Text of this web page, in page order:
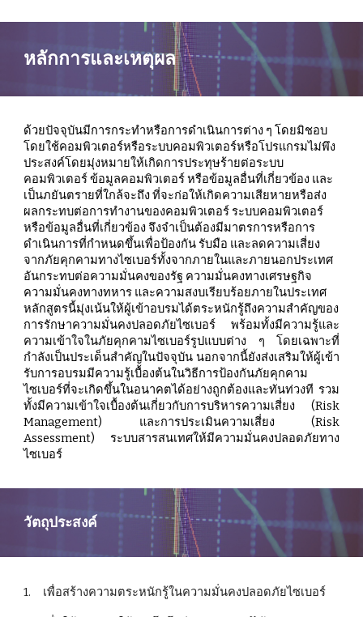
หลักการและเหตุผล
ด้วยปัจจุบันมีการกระทำหรือการดำเนินการต่าง ๆ โดยมิชอบ
โดยใช้คอมพิวเตอร์หรือระบบคอมพิวเตอร์หรือโปรแกรมไม่พึง
ประสงค์โดยมุ่งหมายให้เกิดการประทุษร้ายต่อระบบ
คอมพิวเตอร์ ข้อมูลคอมพิวเตอร์ หรือข้อมูลอื่นที่เกี่ยวข้อง และ
เป็นภยันตรายที่ใกล้จะถึง ที่จะก่อให้เกิดความเสียหายหรือส่ง
ผลกระทบต่อการทำงานของคอมพิวเตอร์ ระบบคอมพิวเตอร์
หรือข้อมูลอื่นที่เกี่ยวข้อง จึงจำเป็นต้องมีมาตรการหรือการ
ดำเนินการที่กำหนดขึ้นเพื่อป้องกัน รับมือ และลดความเสี่ยง
จากภัยคุกคามทางไซเบอร์ทั้งจากภายในและภายนอกประเทศ
อันกระทบต่อความมั่นคงของรัฐ ความมั่นคงทางเศรษฐกิจ
ความมั่นคงทางทหาร และความสงบเรียบร้อยภายในประเทศ
หลักสูตรนี้มุ่งเน้นให้ผู้เข้าอบรมได้ตระหนักรู้ถึงความสำคัญของ
การรักษาความมั่นคงปลอดภัยไซเบอร์ พร้อมทั้งมีความรู้และ
ความเข้าใจในภัยคุกคามไซเบอร์รูปแบบต่าง ๆ โดยเฉพาะที่
กำลังเป็นประเด็นสำคัญในปัจจุบัน นอกจากนี้ยังส่งเสริมให้ผู้เข้า
รับการอบรมมีความรู้เบื้องต้นในวิธีการป้องกันภัยคุกคาม
ไซเบอร์ที่จะเกิดขึ้นในอนาคตได้อย่างถูกต้องและทันท่วงที รวม
ทั้งมีความเข้าใจเบื้องต้นเกี่ยวกับการบริหารความเสี่ยง (Risk
Management) และการประเมินความเสี่ยง (Risk
Assessment) ระบบสารสนเทศให้มีความมั่นคงปลอดภัยทาง
ไซเบอร์
วัตถุประสงค์
1. เพื่อสร้างความตระหนักรู้ในความมั่นคงปลอดภัยไซเบอร์